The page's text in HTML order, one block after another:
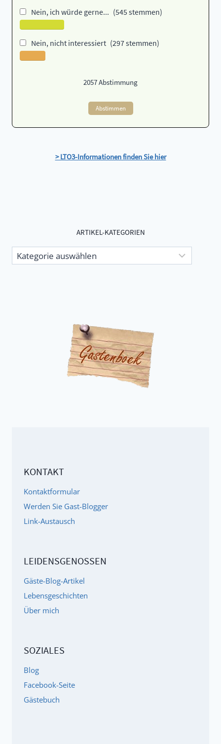
Nein, ich würde gerne... (545 stemmen)
Nein, nicht interessiert (297 stemmen)
2057Abstimmung
Abstimmen
> LTO3-Informationen finden Sie hier
ARTIKEL-KATEGORIEN
Artikel-
Kategorien
KONTAKT
Kontaktformular
Werden Sie Gast-Blogger
Link-Austausch
LEIDENSGENOSSEN
Gäste-Blog-Artikel
Lebensgeschichten
Über mich
SOZIALES
Blog
Facebook-Seite
Gästebuch